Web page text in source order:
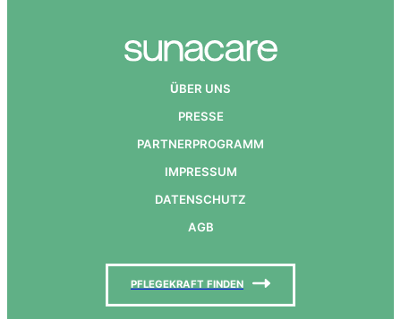
ÜBER UNS
PRESSE
PARTNERPROGRAMM
IMPRESSUM
DATENSCHUTZ
AGB
PFLEGEKRAFT FINDEN